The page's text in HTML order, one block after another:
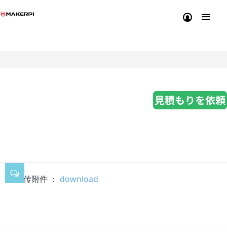
K300 ファームウェアダウ
上传附件 ： download